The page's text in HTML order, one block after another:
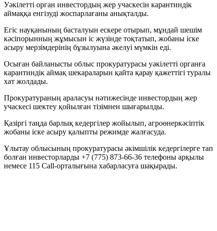
Уәкілетті орган инвестордың жер учаскесін карантиндік
аймаққа енгізуді жоспарлағаны анықталды.
Егіс науқанының басталуын ескере отырып, мұндай шешім
кәсіпорынның жұмысын іс жүзінде тоқтатып, жобаны іске
асыру мерзімдерінің бұзылуына әкелуі мүмкін еді.
Осыған байланысты облыс прокуратурасы уәкілетті органға
карантиндік аймақ шекараларын қайта қарау қажеттігі туралы
хат жолдады.
Прокуратураның араласуы нәтижесінде инвестордың жер
учаскесі шектеу қойылған тізімнен шығарылды.
Қазіргі таңда барлық кедергілер жойылып, агроөнеркәсіптік
жобаны іске асыру қалыпты режимде жалғасуда.
Ұлытау облысының прокуратурасы әкімшілік кедергілерге тап
болған инвесторларды +7 (775) 873-66-36 телефоны арқылы
немесе 115 Call-орталығына хабарласуға шақырады.